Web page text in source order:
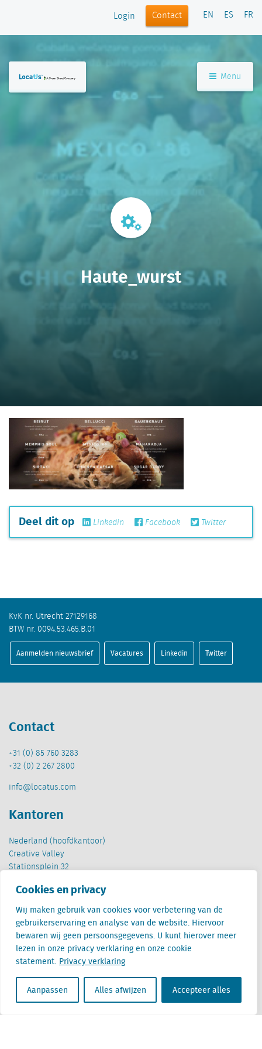
Cookies en privacy
Wij maken gebruik van cookies voor verbetering van de
gebruikerservaring en analyse van de website. Hiervoor
bewaren wij geen persoonsgegevens. U kunt hierover meer
lezen in onze privacy verklaring en onze cookie
statement. Privacy verklaring
Aanpassen Alles afwijzen Accepteer alles
Login Contact EN ES FR
Menu
Haute_wurst
Deel dit op Linkedin Facebook Twitter
KvK nr. Utrecht 27129168
BTW nr. 0094.53.465.B.01
Aanmelden nieuwsbrief Vacatures Linkedin Twitter
Contact
+31 (0) 85 760 3283
+32 (0) 2 267 2800
info@locatus.com
Kantoren
Nederland (hoofdkantoor)
Creative Valley
Stationsplein 32
België
Cantersteen 47
1000 Brussel